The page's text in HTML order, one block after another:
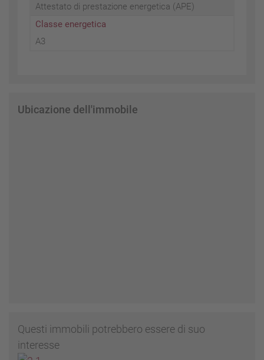
Attestato di prestazione energetica (APE)
Classe energetica
A3
Ubicazione dell'immobile
Questi immobili potrebbero essere di suo
interesse